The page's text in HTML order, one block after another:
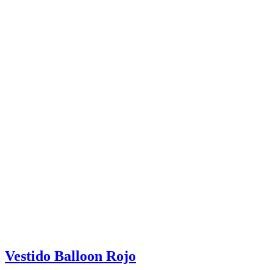
Vestido Balloon Rojo